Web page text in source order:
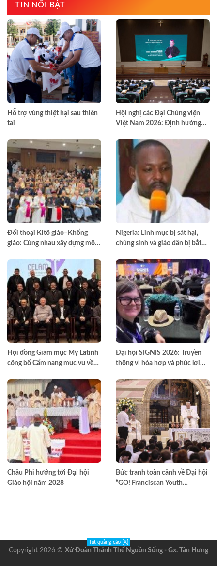
TIN NỔI BẬT
Hỗ trợ vùng thiệt hại sau thiên
tai
Hội nghị các Đại Chủng viện
Việt Nam 2026: Định hướng
Đối thoại Kitô giáo–Khổng
giáo: Cùng nhau xây dựng một
Nigeria: Linh mục bị sát hại,
chủng sinh và giáo dân bị bắt
Hội đồng Giám mục Mỹ Latinh
công bố Cẩm nang mục vụ về
Đại hội SIGNIS 2026: Truyền
thông vì hòa hợp và phúc lợi
Châu Phi hướng tới Đại hội
Giáo hội năm 2028
Bức tranh toàn cảnh về Đại hội
“GO! Franciscan Youth
Copyright 2026 © Xứ Đoàn Thánh Thể Nguồn Sống - Gx. Tân Hưng
Tắt quảng cáo [X]